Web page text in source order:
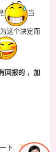
当
这个决定而
回报的 ，加
下. 下一